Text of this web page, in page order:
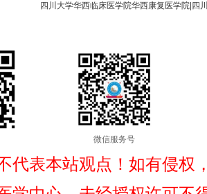
四川大学华西临床医学院华西康复医学院|四
微信服务号
代表本站观点！如有侵权